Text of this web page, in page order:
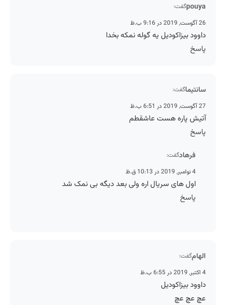
pouyaگفت:
26 آگوست, 2019 در 9:16 ب.ظ
داوود بیزاکودیل یه گوله نمکه بخدا
پاسخ
سانتیماگفت:
27 آگوست, 2019 در 6:51 ب.ظ
آتیش پاره هست عاشقطم
پاسخ
فرهادگفت:
4 نوامبر, 2019 در 10:13 ق.ظ
اول های سریال اره ولی بعد دیگه بی نمک شد
پاسخ
الهامگفت:
4 اکتبر, 2019 در 6:55 ب.ظ
داوود بیزاکودیل
عچ عچ عچ